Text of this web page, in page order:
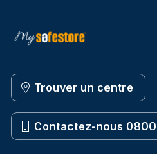
Trouver un centre
Contactez-nous 0800